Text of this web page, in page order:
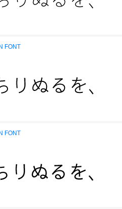
FONT
FONT